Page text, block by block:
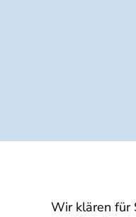
Wir klären für